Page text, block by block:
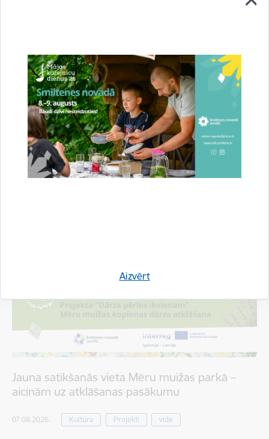
Aizvērt
Stājies spēkā jaunais novada teritorijas
plānojums – Smiltene ieguvusi jaunas pilsētas
robežas
Jauna satikšanās vieta Mēru muižas parkā –
aicinām uz atklāšanas pasākumu
07.08.2026. Kultūra Projekti vide